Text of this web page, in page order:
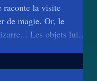
raconte la visite
de magie. Or, le
Les objets lui